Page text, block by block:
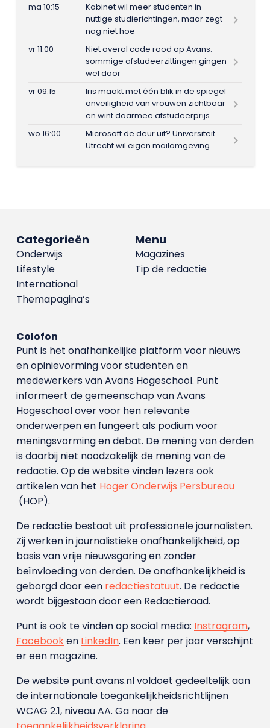
ma 10:15
Kabinet wil meer studenten in
nuttige studierichtingen, maar zegt
nog niet hoe
vr 11:00
Niet overal code rood op Avans:
sommige afstudeerzittingen gingen
wel door
vr 09:15
Iris maakt met één blik in de spiegel
onveiligheid van vrouwen zichtbaar
en wint daarmee afstudeerprijs
wo 16:00
Microsoft de deur uit? Universiteit
Utrecht wil eigen mailomgeving
Menu
Magazines
Tip de redactie
Categorieën
Onderwijs
Lifestyle
International
Themapagina’s
Colofon
Punt is het onafhankelijke platform voor nieuws
en opinievorming voor studenten en
medewerkers van Avans Hoge­school. Punt
informeert de gemeenschap van Avans
Hogeschool over voor hen relevante
onderwerpen en fungeert als podium voor
meningsvorming en debat. De mening van derden
is daarbij niet noodzakelijk de mening van de
redactie. Op de website vinden lezers ook
artikelen van het Hoger Onderwijs Persbureau
(HOP).
De redactie bestaat uit professionele journalisten.
Zij werken in journalistieke onafhankelijkheid, op
basis van vrije nieuwsgaring en zonder
beïnvloeding van derden. De onafhankelijkheid is
geborgd door een redactiestatuut. De redactie
wordt bijgestaan door een Redactieraad.
Punt is ook te vinden op social media: Instragram,
Facebooken LinkedIn. Een keer per jaar verschijnt
er een magazine.
De website punt.avans.nl voldoet gedeeltelijk aan
de internationale toegankelijkheidsrichtlijnen
WCAG 2.1, niveau AA. Ga naar de